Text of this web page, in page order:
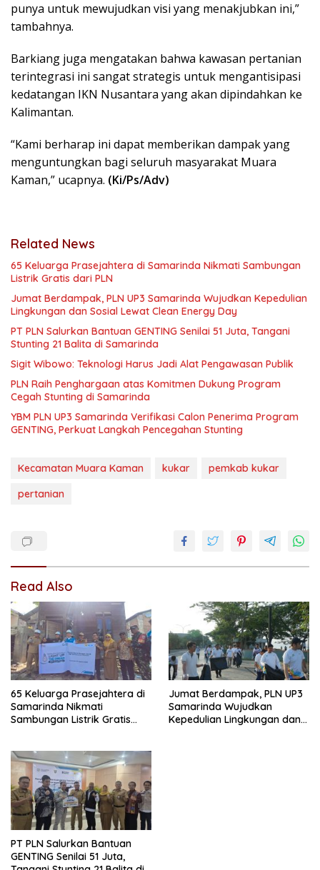
punya untuk mewujudkan visi yang menakjubkan ini,”
tambahnya.
Barkiang juga mengatakan bahwa kawasan pertanian
terintegrasi ini sangat strategis untuk mengantisipasi
kedatangan IKN Nusantara yang akan dipindahkan ke
Kalimantan.
“Kami berharap ini dapat memberikan dampak yang
menguntungkan bagi seluruh masyarakat Muara
Kaman,” ucapnya. (Ki/Ps/Adv)
Related News
65 Keluarga Prasejahtera di Samarinda Nikmati Sambungan
Listrik Gratis dari PLN
Jumat Berdampak, PLN UP3 Samarinda Wujudkan Kepedulian
Lingkungan dan Sosial Lewat Clean Energy Day
PT PLN Salurkan Bantuan GENTING Senilai 51 Juta, Tangani
Stunting 21 Balita di Samarinda
Sigit Wibowo: Teknologi Harus Jadi Alat Pengawasan Publik
PLN Raih Penghargaan atas Komitmen Dukung Program
Cegah Stunting di Samarinda
YBM PLN UP3 Samarinda Verifikasi Calon Penerima Program
GENTING, Perkuat Langkah Pencegahan Stunting
Kecamatan Muara Kaman kukar
pemkab kukar
pertanian
Read Also
65 Keluarga Prasejahtera di
Samarinda Nikmati
Sambungan Listrik Gratis
Jumat Berdampak, PLN UP3
Samarinda Wujudkan
Kepedulian Lingkungan dan
PT PLN Salurkan Bantuan
GENTING Senilai 51 Juta,